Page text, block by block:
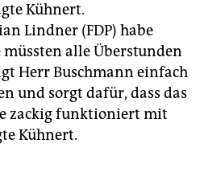
Kühnert.
Lindner (FDP) habe
müssten alle Überstunden
Herr Buschmann einfach
und sorgt dafür, dass das
zackig funktioniert mit
Kühnert.